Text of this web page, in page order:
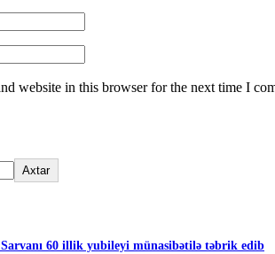
website in this browser for the next time I
Axtar
60 illik yubileyi münasibətilə təbrik edib